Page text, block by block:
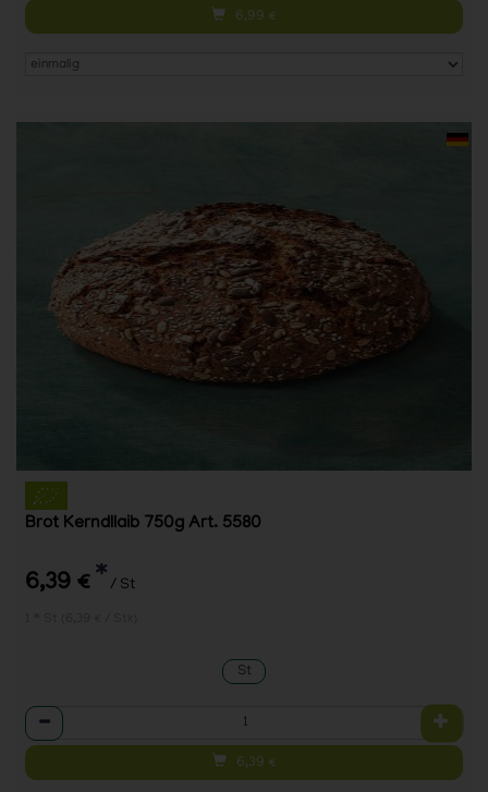
6,99 €
Brot Kerndllaib 750g Art. 5580
6,39 € * / St
St
Anzahl
6,39 €